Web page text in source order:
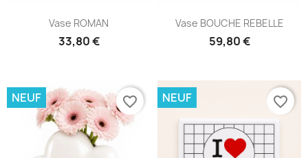
Vase ROMAN
33,80 €
Vase BOUCHE REBELLE
59,80 €
NEUF favorite_border NEUF favorite_border